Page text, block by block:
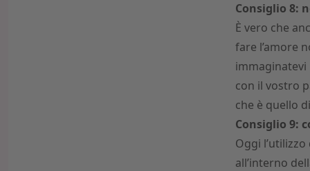
Consiglio 8:
È vero che
fare l’amore
con il vostro
che è quello
Consiglio 9:
Oggi
all’interno